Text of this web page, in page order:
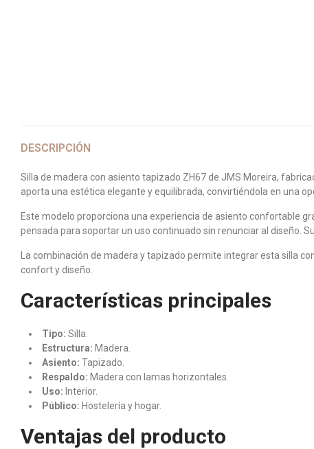
DESCRIPCIÓN
Silla de madera con asiento tapizado ZH67 de JMS Moreira,
aporta una estética elegante y equilibrada, convirtiéndola en una
Este modelo proporciona una experiencia de asiento confortable
pensada para soportar un uso continuado sin renunciar al diseño.
La combinación de madera y tapizado permite integrar esta silla
confort y diseño.
Características principales
Tipo: Silla.
Estructura: Madera.
Asiento: Tapizado.
Respaldo: Madera con lamas horizontales.
Uso: Interior.
Público: Hostelería y hogar.
Ventajas del producto